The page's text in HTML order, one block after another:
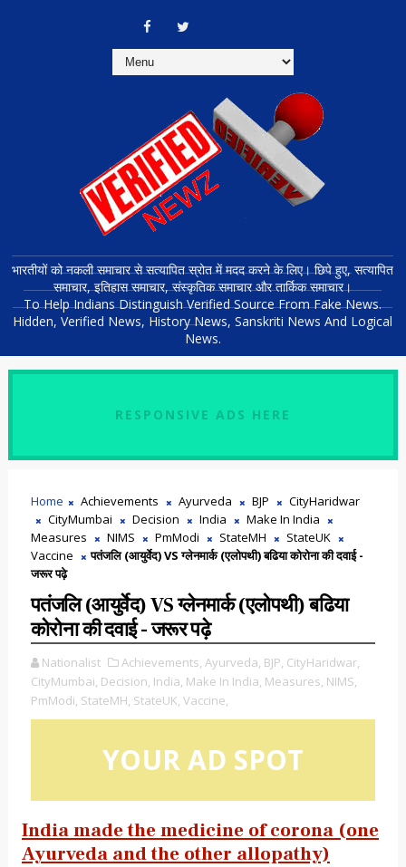
भारतीयों को नकली समाचार से सत्यापित स्रोत में मदद करने के लिए। छिपे हुए, सत्यापित
समाचार, इतिहास समाचार, संस्कृतिक समाचार और तार्किक समाचार।
To Help Indians Distinguish Verified Source From Fake News.
Hidden, Verified News, History News, Sanskriti News And Logical
News.
RESPONSIVE ADS HERE
Home Achievements Ayurveda BJP
CityHaridwar
CityMumbai
Decision India
Make In India
Measures
NIMS PmModi StateMH
StateUK
Vaccine
पतंजलि (आयुर्वेद) VS ग्लेनमार्क (एलोपथी) बढिया कोरोना की दवाई -
जरूर पढ़े
पतंजलि (आयुर्वेद) VS ग्लेनमार्क (एलोपथी) बढिया
कोरोना की दवाई - जरूर पढ़े
Nationalist Achievements, Ayurveda, BJP, CityHaridwar,
CityMumbai, Decision, India, Make In India, Measures, NIMS,
PmModi, StateMH, StateUK, Vaccine,
YOUR AD SPOT
India made the medicine of corona (one
Ayurveda and the other allopathy)